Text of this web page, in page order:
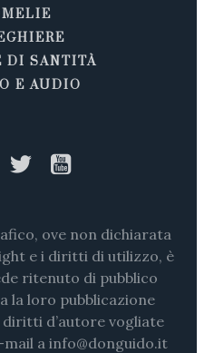
DI SANTITÀ
E AUDIO
ove non dichiarata
e i diritti di utilizzo, è
ritenuto di pubblico
la loro pubblicazione
diritti d’autore vogliate
a info@donguido.it